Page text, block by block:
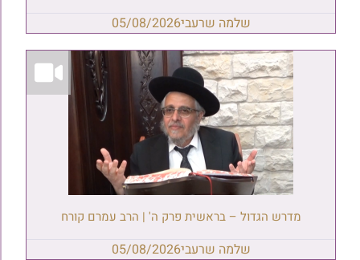
שלמה שרעבי05/08/2026
מדרש הגדול – בראשית פרק ה' | הרב עמרם קורח
שלמה שרעבי05/08/2026